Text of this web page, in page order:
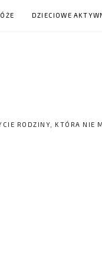
DZIECIOWE
RODZINY, KTÓRA